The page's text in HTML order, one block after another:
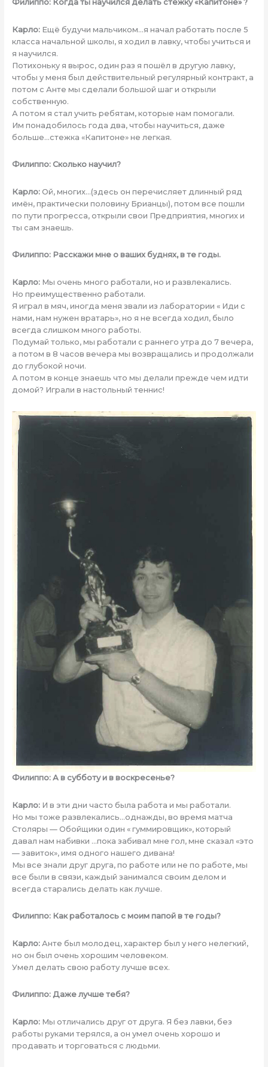
Филиппо: Когда ты научился делать стежку «Капитоне» ?
Карло: Ещё будучи мальчиком…я начал работать после 5
класса начальной школы, я ходил в лавку, чтобы учиться и
я научился.
Потихоньку я вырос, один раз я пошёл в другую лавку,
чтобы у меня был действительный регулярный контракт, а
потом с Анте мы сделали большой шаг и открыли
собственную.
А потом я стал учить ребятам, которые нам помогали.
Им понадобилось года два, чтобы научиться, даже
больше…стежка «Капитоне» не легкая.
Филиппо: Сколько научил?
Карло:Ой, многих…(здесь он перечисляет длинный ряд
имён, практически половину Брианцы), потом все пошли
по пути прогресса, открыли свои Предприятия, многих и
ты сам знаешь.
Филиппо: Расскажи мне о ваших буднях, в те годы.
Карло: Мы очень много работали, но и развлекались.
Но преимущественно работали.
Я играл в мяч, иногда меня звали из лаборатории « Иди с
нами, нам нужен вратарь», но я не всегда ходил, было
всегда слишком много работы.
Подумай только, мы работали с раннего утра до 7 вечера,
а потом в 8 часов вечера мы возвращались и продолжали
до глубокой ночи.
А потом в конце знаешь что мы делали прежде чем идти
домой? Играли в настольный теннис!
Филиппо: А в субботу и в воскресенье?
Карло: И в эти дни часто была работа и мы работали.
Но мы тоже развлекались…однажды, во время матча
Столяры — Обойщики один « гуммировщик», который
давал нам набивки …пока забивал мне гол, мне сказал «это
— завиток», имя одного нашего дивана!
Мы все знали друг друга, по работе или не по работе, мы
все были в связи, каждый занимался своим делом и
всегда старались делать как лучше.
Филиппо: Как работалось с моим папой в те годы?
Карло:Анте был молодец, характер был у него нелегкий,
но он был очень хорошим человеком.
Умел делать свою работу лучше всех.
Филиппо: Даже лучше тебя?
Карло: Мы отличались друг от друга. Я без лавки, без
работы руками терялся, а он умел очень хорошо и
продавать и торговаться с людьми.